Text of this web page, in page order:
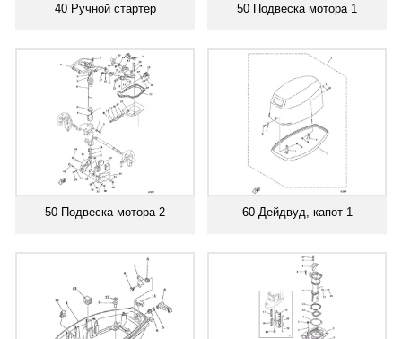
40 Ручной стартер 50 Подвеска мотора 1
50 Подвеска мотора 2 60 Дейдвуд, капот 1